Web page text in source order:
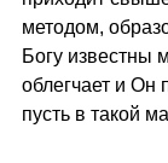
методом,
Богу известны
облегчает и Он
пусть в такой